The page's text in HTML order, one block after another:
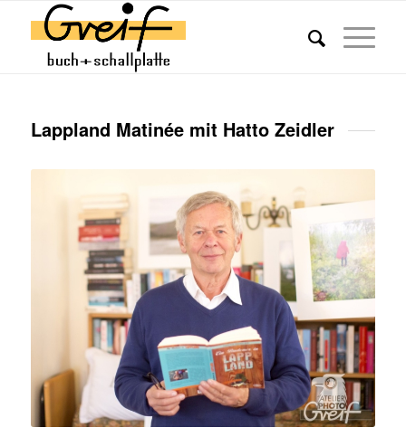
Lappland Matinée mit Hatto Zeidler